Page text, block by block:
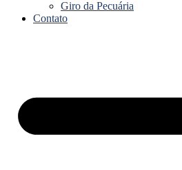
Giro da Pecuária
Contato